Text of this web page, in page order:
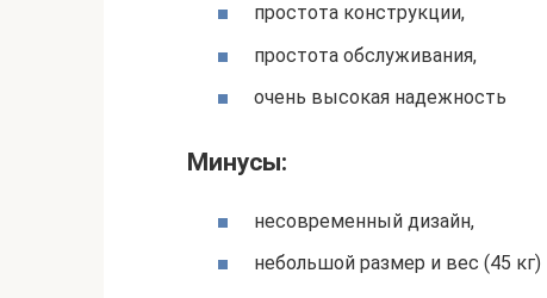
простота конструкции,
простота обслуживания,
очень высокая надежность
Минусы:
несовременный дизайн,
небольшой размер и вес (45 кг)